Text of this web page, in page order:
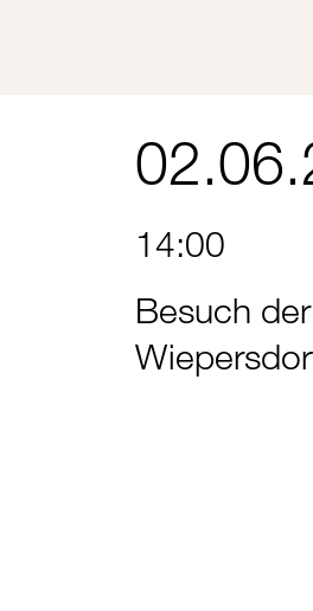
14:00
Besuch